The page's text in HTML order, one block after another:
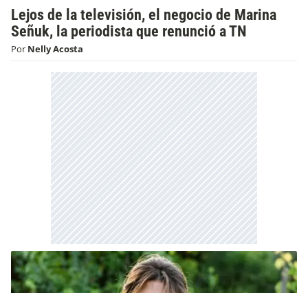
Lejos de la televisión, el negocio de Marina
Señuk, la periodista que renunció a TN
Por Nelly Acosta